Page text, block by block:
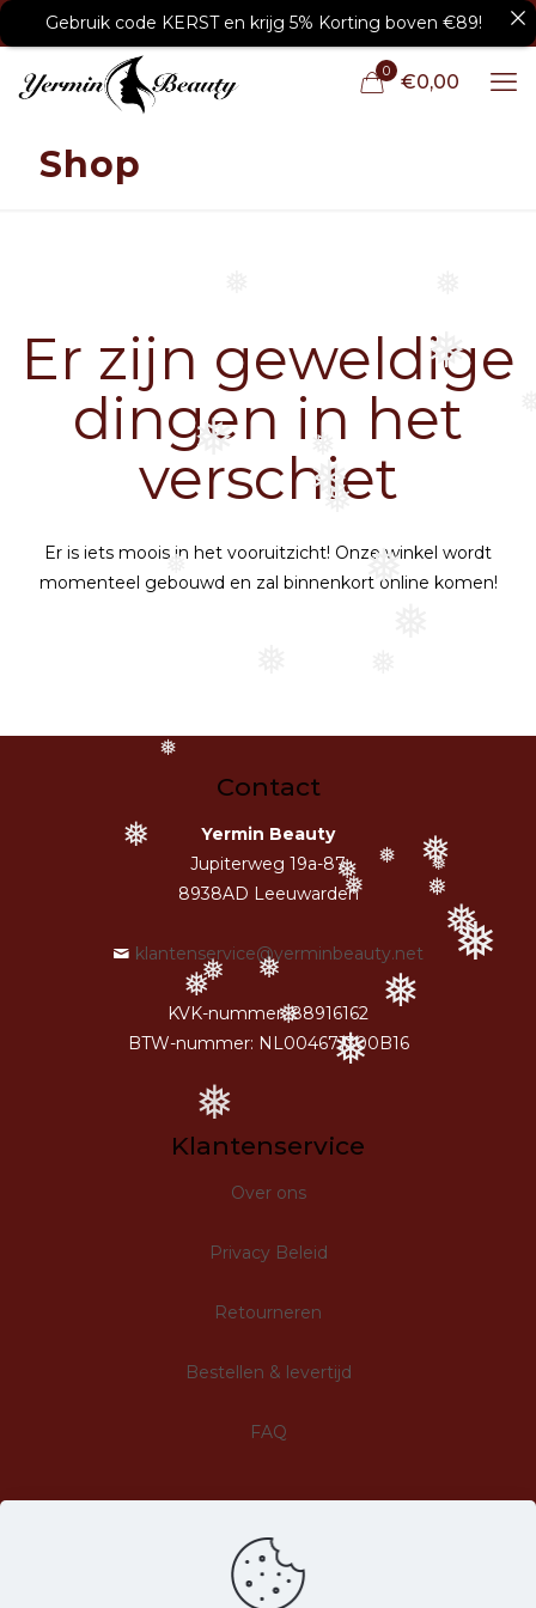
❅
❅
❅
❅
❅
❅
❅
❅
❅
❅
❅
❅
❅
❅
❅
❅
❅
❅
❅
❅
❅
❅
❅
❅
0 €0,00
Shop
Er zijn geweldige
dingen in het
verschiet
Er is iets moois in het vooruitzicht! Onze winkel wordt
momenteel gebouwd en zal binnenkort online komen!
Contact
Yermin Beauty
Jupiterweg 19a-87
8938AD Leeuwarden
klantenservice@yerminbeauty.net
KVK-nummer: 88916162
BTW-nummer: NL004671300B16
Klantenservice
Over ons
Privacy Beleid
Retourneren
Bestellen & levertijd
FAQ
Gebruik code KERST en krijg 5% Korting boven €89!